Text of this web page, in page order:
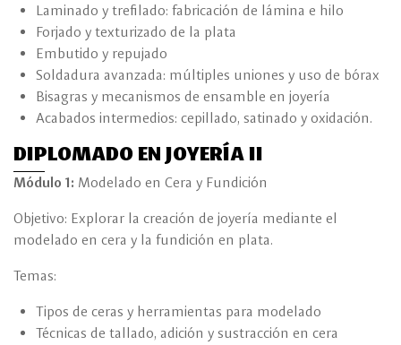
Laminado y trefilado: fabricación de lámina e hilo
Forjado y texturizado de la plata
Embutido y repujado
Soldadura avanzada: múltiples uniones y uso de bórax
Bisagras y mecanismos de ensamble en joyería
Acabados intermedios: cepillado, satinado y oxidación.
DIPLOMADO EN JOYERÍA II
Módulo 1: Modelado en Cera y Fundición
Objetivo: Explorar la creación de joyería mediante el
modelado en cera y la fundición en plata.
Temas:
Tipos de ceras y herramientas para modelado
Técnicas de tallado, adición y sustracción en cera